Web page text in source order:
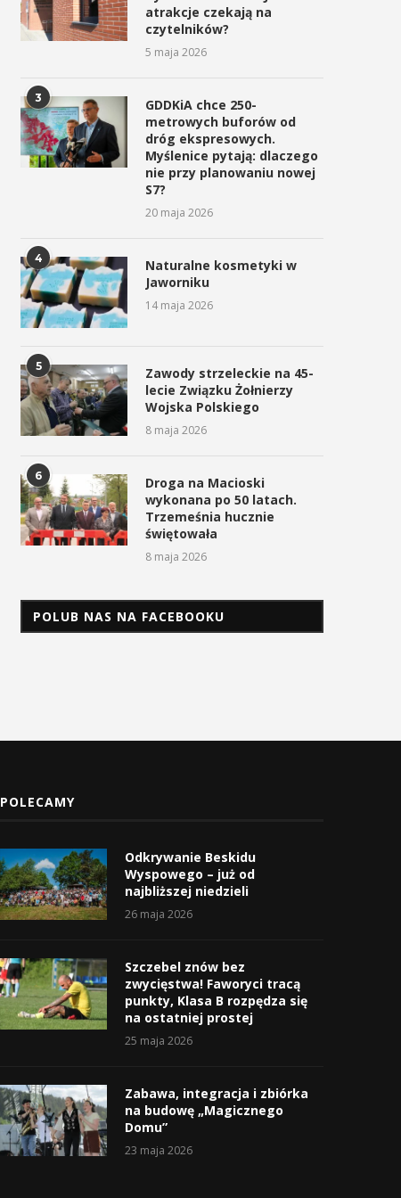
atrakcje czekają na
czytelników?
5 maja 2026
3
GDDKiA chce 250-
metrowych buforów od
dróg ekspresowych.
Myślenice pytają: dlaczego
nie przy planowaniu nowej
S7?
20 maja 2026
4
Naturalne kosmetyki w
Jaworniku
14 maja 2026
5
Zawody strzeleckie na 45-
lecie Związku Żołnierzy
Wojska Polskiego
8 maja 2026
6
Droga na Macioski
wykonana po 50 latach.
Trzemeśnia hucznie
świętowała
8 maja 2026
POLUB NAS NA FACEBOOKU
POLECAMY
Odkrywanie Beskidu
Wyspowego – już od
najbliższej niedzieli
26 maja 2026
Szczebel znów bez
zwycięstwa! Faworyci tracą
punkty, Klasa B rozpędza się
na ostatniej prostej
25 maja 2026
Zabawa, integracja i zbiórka
na budowę „Magicznego
Domu”
23 maja 2026